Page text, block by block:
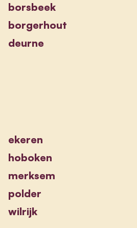
borsbeek
borgerhout
deurne
ekeren
hoboken
merksem
polder
wilrijk